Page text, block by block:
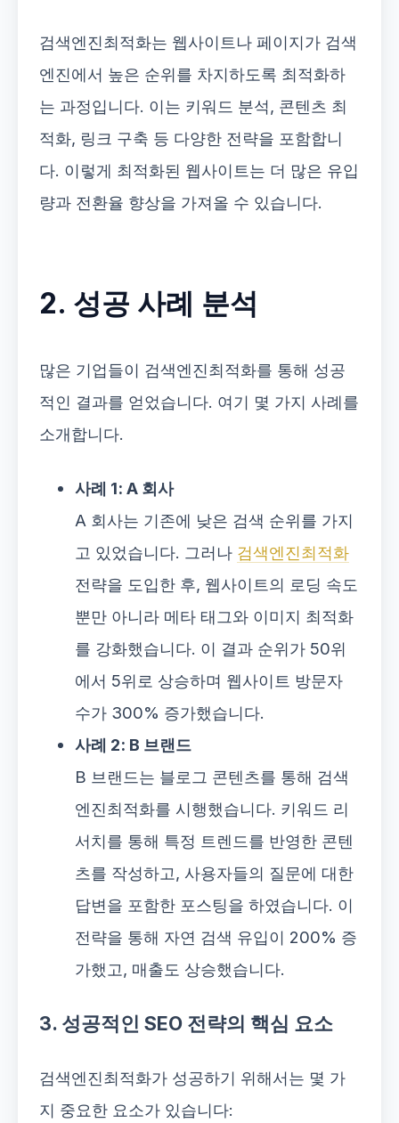
검색엔진최적화는 웹사이트나 페이지가 검색
엔진에서 높은 순위를 차지하도록 최적화하
는 과정입니다. 이는 키워드 분석, 콘텐츠 최
적화, 링크 구축 등 다양한 전략을 포함합니
다. 이렇게 최적화된 웹사이트는 더 많은 유입
량과 전환율 향상을 가져올 수 있습니다.
2. 성공 사례 분석
많은 기업들이 검색엔진최적화를 통해 성공
적인 결과를 얻었습니다. 여기 몇 가지 사례를
소개합니다.
사례 1: A 회사
A 회사는 기존에 낮은 검색 순위를 가지
고 있었습니다. 그러나 검색엔진최적화
전략을 도입한 후, 웹사이트의 로딩 속도
뿐만 아니라 메타 태그와 이미지 최적화
를 강화했습니다. 이 결과 순위가 50위
에서 5위로 상승하며 웹사이트 방문자
수가 300% 증가했습니다.
사례 2: B 브랜드
B 브랜드는 블로그 콘텐츠를 통해 검색
엔진최적화를 시행했습니다. 키워드 리
서치를 통해 특정 트렌드를 반영한 콘텐
츠를 작성하고, 사용자들의 질문에 대한
답변을 포함한 포스팅을 하였습니다. 이
전략을 통해 자연 검색 유입이 200% 증
가했고, 매출도 상승했습니다.
3. 성공적인 SEO 전략의 핵심 요소
검색엔진최적화가 성공하기 위해서는 몇 가
지 중요한 요소가 있습니다: